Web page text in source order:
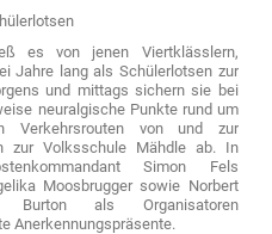
es von jenen Viertklässlern,
Jahre lang als Schülerlotsen zur
und mittags sichern sie bei
neuralgische Punkte rund um
Verkehrsrouten von und zur
zur Volksschule Mähdle ab. In
Simon Fels
Moosbrugger sowie Norbert
als Organisatoren
Anerkennungspräsente.